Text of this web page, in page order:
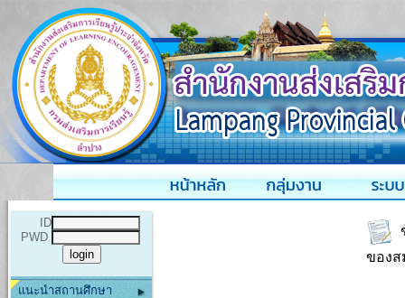
ID
PWD
แนะนำสถานศึกษา
ของส